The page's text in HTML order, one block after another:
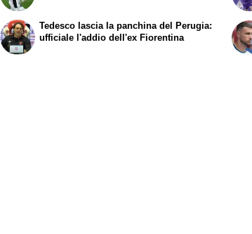
Tedesco lascia la panchina del Perugia:
ufficiale l'addio dell'ex Fiorentina